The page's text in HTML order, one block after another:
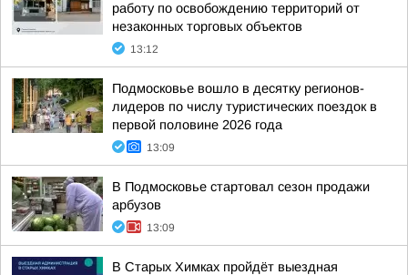
работу по освобождению территорий от
незаконных торговых объектов
13:12
Подмосковье вошло в десятку регионов-
лидеров по числу туристических поездок в
первой половине 2026 года
13:09
В Подмосковье стартовал сезон продажи
арбузов
13:09
В Старых Химках пройдёт выездная